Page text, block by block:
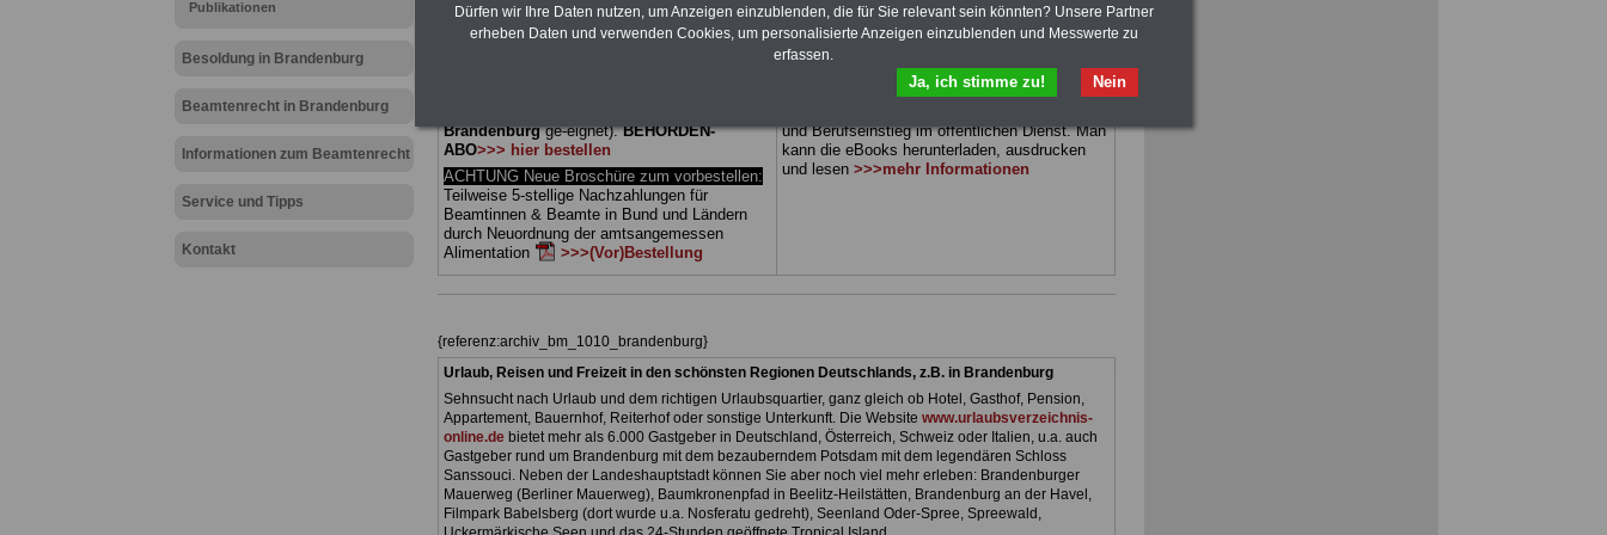
Publikationen
Besoldung in Brandenburg
Beamtenrecht in Brandenburg
Informationen zum Beamtenrecht
Service und Tipps
Kontakt
(Bund/Länder) sowie Beihilferecht in Bund und
Ländern. Alle drei Ratgeber sind übersichtlich
Brandenburgge-eignet).BEHÖRDEN-
ABO>>> hier bestellen
ACHTUNG Neue Broschüre zum vorbestellen:
Teilweise 5-stellige Nachzahlungen für
Beamtinnen & Beamte in Bund und Ländern
durch Neuordnung der amtsangemessen
Alimentation
>>>(Vor)Bestellung
können Sie zehn Bücher als eBook
herunterladen, auch für Beschäftigte beim
Land Brandenburg
behandeln Beamtenrecht, Besoldung, Beihilfe,
Beamtenversorgung, Rund ums Geld,
und Berufseinstieg im öffentlichen Dienst. Man
kann die eBooks herunterladen, ausdrucken
und lesen >>>mehr Informationen
{referenz:archiv_bm_1010_brandenburg}
Urlaub, Reisen und Freizeit in den schönsten Regionen Deutschlands, z.B. in Brandenburg
Sehnsucht nach Urlaub und dem richtigen Urlaubsquartier, ganz gleich ob Hotel, Gasthof, Pension,
Appartement, Bauernhof, Reiterhof oder sonstige Unterkunft. Die Website www.urlaubsverzeichnis-
online.debietet mehr als 6.000 Gastgeber in Deutschland, Österreich, Schweiz oder Italien, u.a. auch
Gastgeber rund um Brandenburg mit dem bezauberndem Potsdam mit dem legendären Schloss
Sanssouci. Neben der Landeshauptstadt können Sie aber noch viel mehr erleben: Brandenburger
Mauerweg (Berliner Mauerweg), Baumkronenpfad in Beelitz-Heilstätten, Brandenburg an der Havel,
Filmpark Babelsberg (dort wurde u.a. Nosferatu gedreht), Seenland Oder-Spree, Spreewald,
Dürfen wir Ihre Daten nutzen, um Anzeigen einzublenden, die für Sie relevant sein könnten? Unsere Partner
erheben Daten und verwenden Cookies, um personalisierte Anzeigen einzublenden und Messwerte zu
erfassen.
Nein
Ja, ich stimme zu!